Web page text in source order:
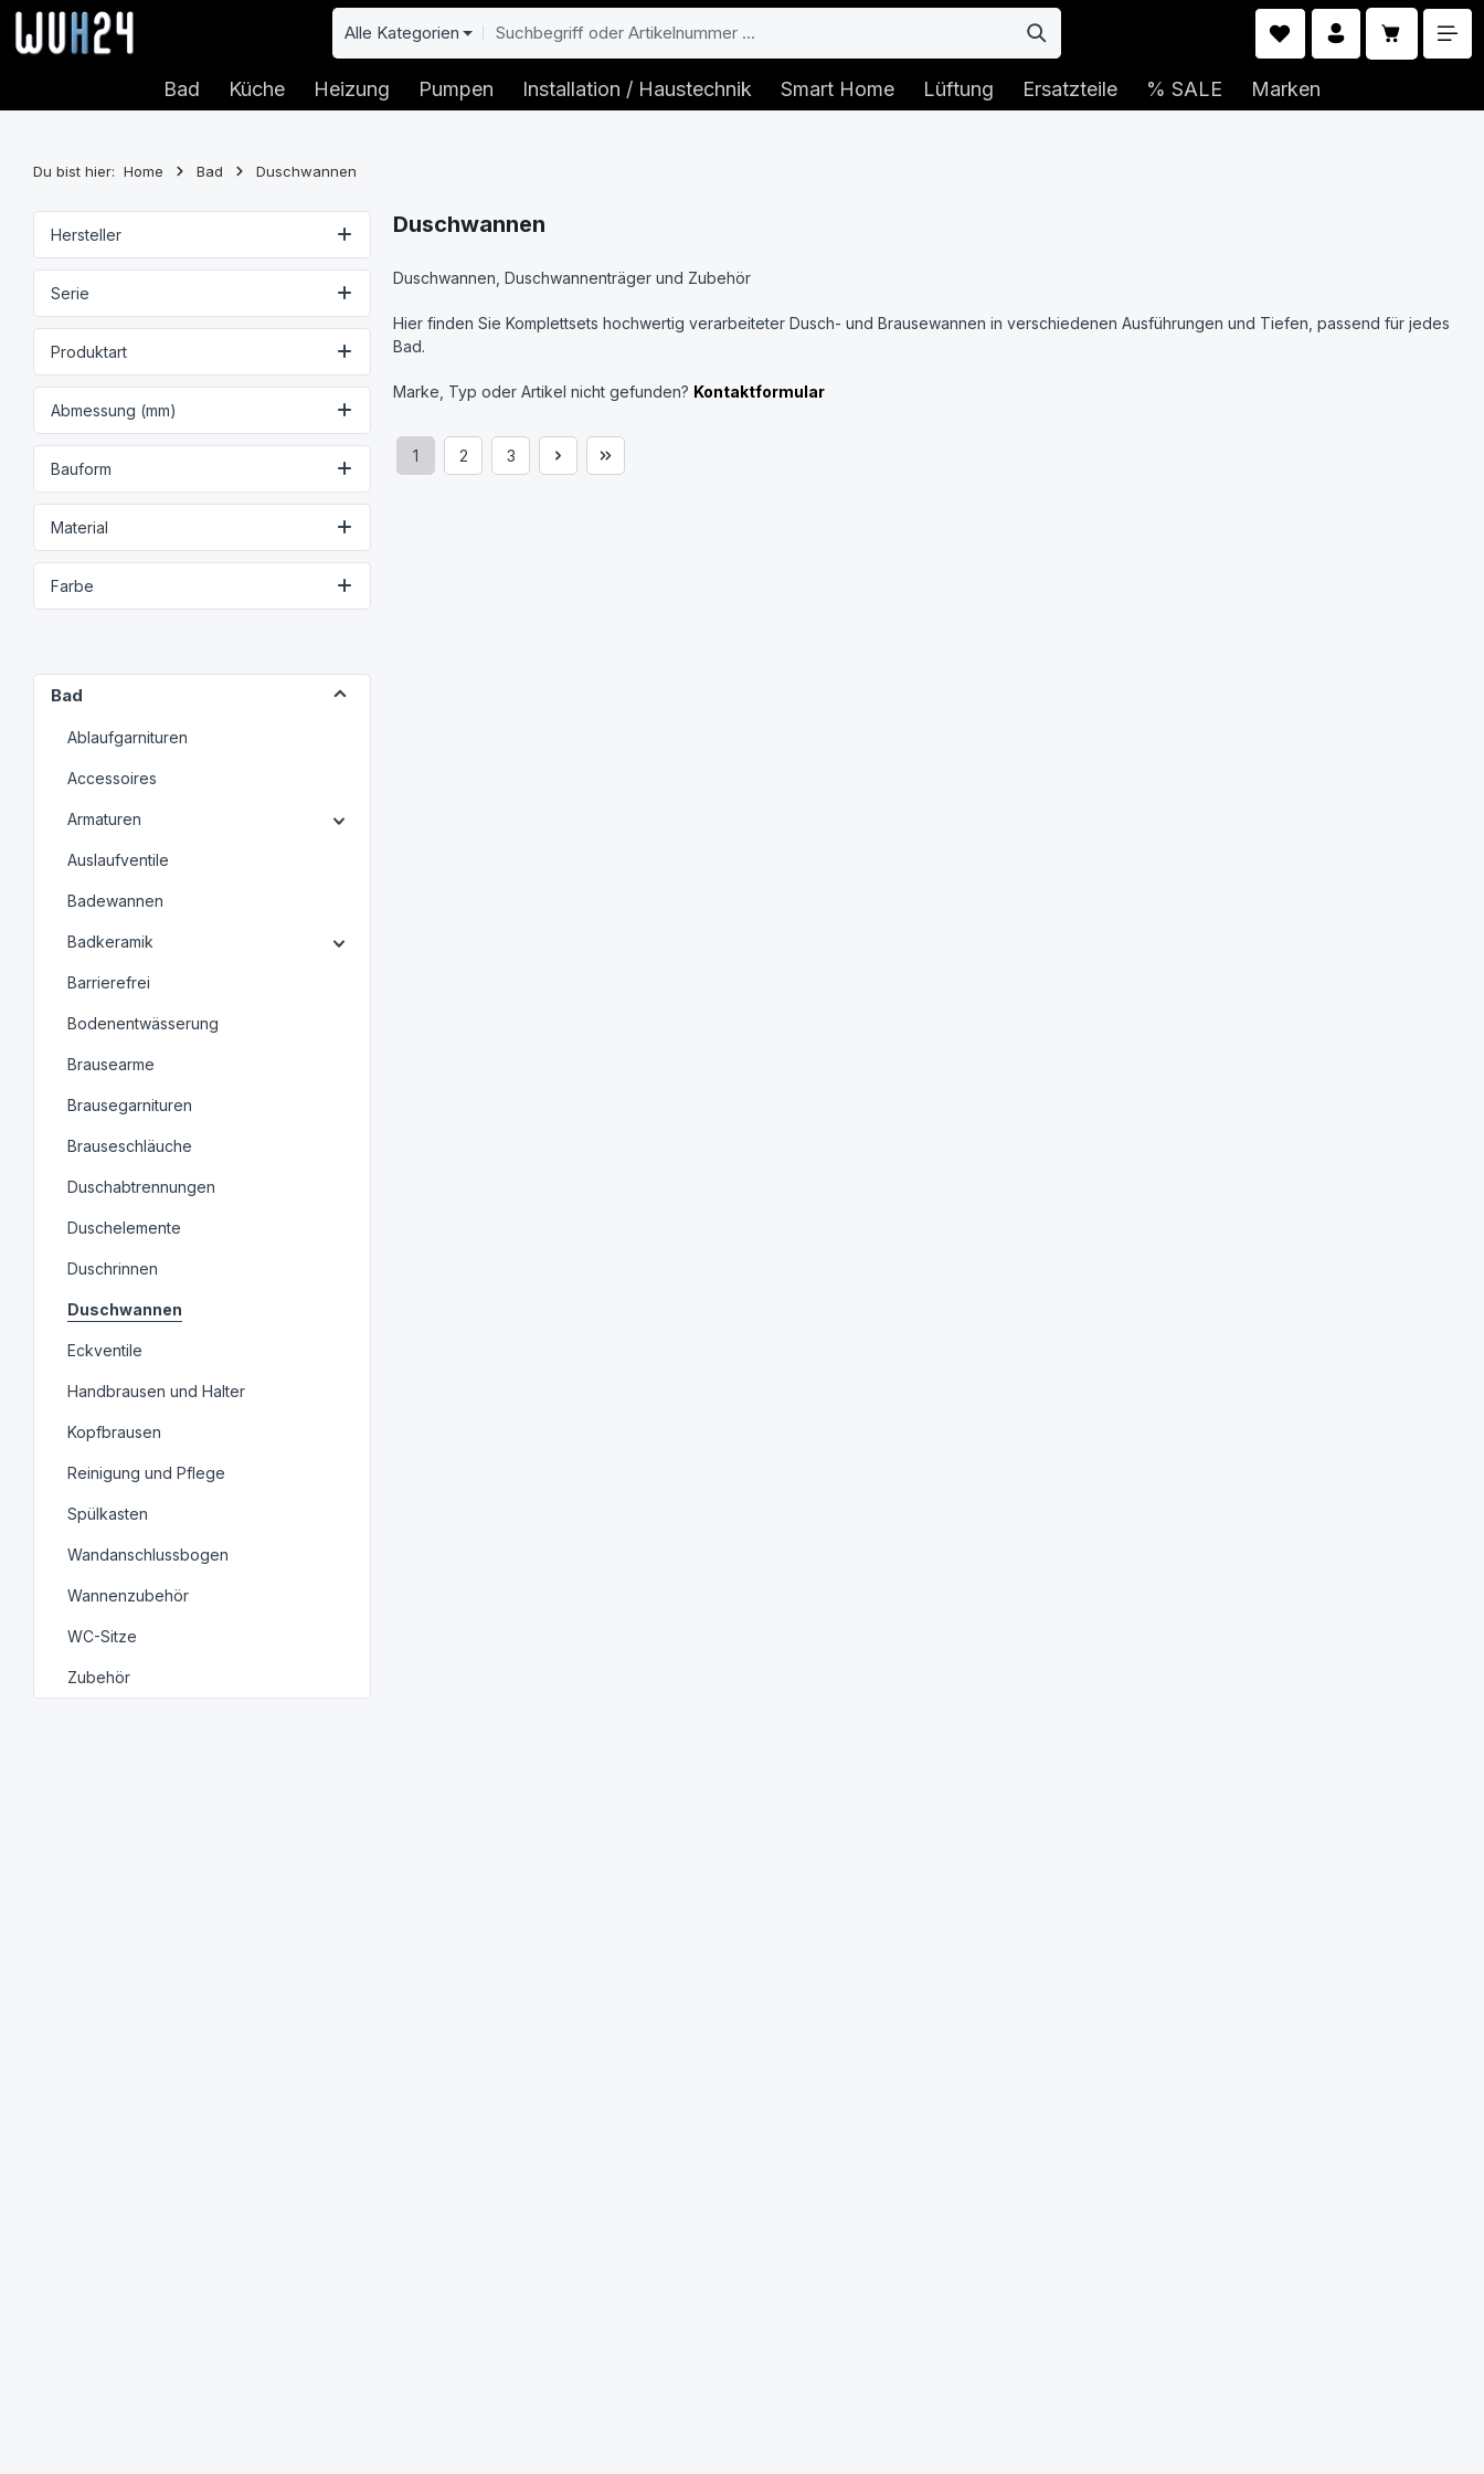
Hauptinhalt springen
Zur Suche springen
Zur Hauptnavigation springen Alle Kategorien
Bad Küche Heizung Pumpen Installation / Haustechnik Smart Home Lüftung Ersatzteile % SALE Marken
Du bist hier: Home Bad Duschwannen
Hersteller
Serie
Produktart
Abmessung (mm)
Bauform
Material
Farbe
Bad
Ablaufgarnituren
Accessoires
Armaturen
Auslaufventile
Badewannen
Badkeramik
Barrierefrei
Bodenentwässerung
Brausearme
Brausegarnituren
Brauseschläuche
Duschabtrennungen
Duschelemente
Duschrinnen
Duschwannen
Eckventile
Handbrausen und Halter
Kopfbrausen
Reinigung und Pflege
Spülkasten
Wandanschlussbogen
Wannenzubehör
WC-Sitze
Zubehör
Duschwannen
Duschwannen, Duschwannenträger und Zubehör
Hier finden Sie Komplettsets hochwertig verarbeiteter Dusch- und Brausewannen in verschiedenen Ausführungen und Tiefen, passend für jedes
Bad.
Marke, Typ oder Artikel nicht gefunden? Kontaktformular
Seite
1
Seite
2
Seite
3